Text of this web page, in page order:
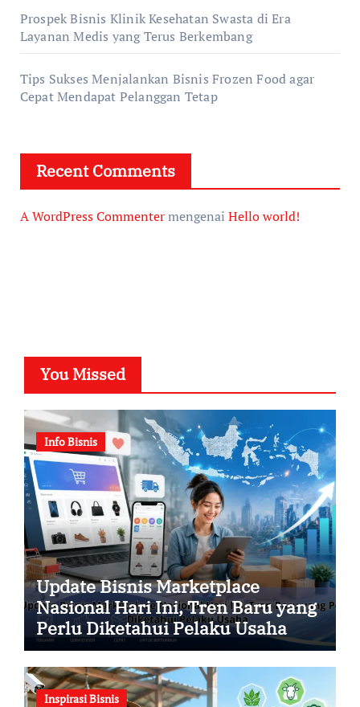
Prospek Bisnis Klinik Kesehatan Swasta di Era
Layanan Medis yang Terus Berkembang
Tips Sukses Menjalankan Bisnis Frozen Food agar
Cepat Mendapat Pelanggan Tetap
Recent Comments
A WordPress Commentermengenai Hello world!
You Missed
Info Bisnis
Update Bisnis Marketplace
Nasional Hari Ini, Tren Baru yang
Perlu Diketahui Pelaku Usaha
Inspirasi Bisnis